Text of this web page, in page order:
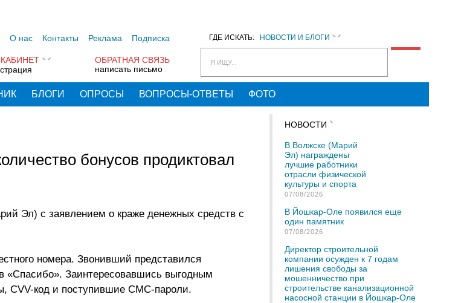
ГДЕ ИСКАТЬ: НОВОСТИ И БЛОГИ
Я ИЩУ...
О нас Контакты Реклама Подписка
ОБРАТНАЯ СВЯЗЬ
написать письмо
БЛОГИ ОПРОСЫ ВОПРОСЫ-ОТВЕТЫ ФОТО
бонусов продиктовал
Эл) с заявлением о краже денежных средств с
номера. Звонивший представился
«Спасибо». Заинтересовавшись выгодным
CVV-код и поступившие СМС-пароли.
НОВОСТИ
В Волжске (Марий
Эл) награждены
лучшие работники
отрасли физической
культуры и спорта
07/08/2026
В Йошкар-Оле появился еще
один памятник
07/08/2026
Директор строительной
компании осужден к 7 годам
лишения свободы за
мошенничество при
строительстве канализационной
насосной станции в Йошкар-Оле